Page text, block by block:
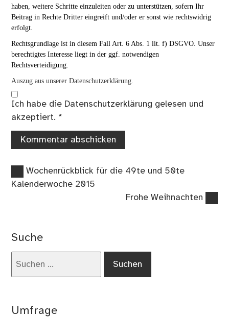
haben, weitere Schritte einzuleiten oder zu unterstützen, sofern Ihr
Beitrag in Rechte Dritter eingreift und/oder er sonst wie rechtswidrig
erfolgt.
Rechtsgrundlage ist in diesem Fall Art. 6 Abs. 1 lit. f) DSGVO. Unser
berechtigtes Interesse liegt in der ggf. notwendigen
Rechtsverteidigung.
Auszug aus unserer Datenschutzerklärung.
Ich habe die Datenschutzerklärung gelesen und
akzeptiert. *
Beitragsnavigation
Vorheriger
Beitrag:
Wochenrückblick für die 49te und 50te
Kalenderwoche 2015
Nächster
Frohe Weihnachten
Suche
Umfrage